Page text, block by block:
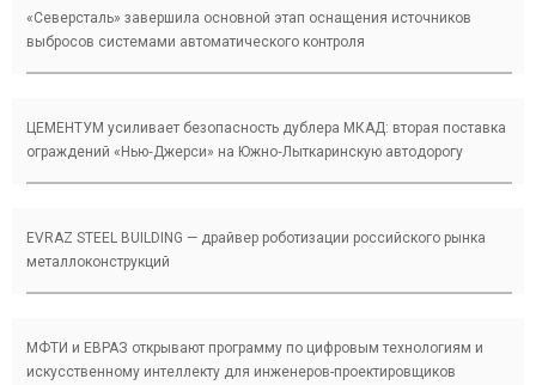
«Северсталь» завершила основной этап оснащения источников
выбросов системами автоматического контроля
ЦЕМЕНТУМ усиливает безопасность дублера МКАД: вторая поставка
ограждений «Нью‑Джерси» на Южно‑Лыткаринскую автодорогу
EVRAZ STEEL BUILDING — драйвер роботизации российского рынка
металлоконструкций
МФТИ и ЕВРАЗ открывают программу по цифровым технологиям и
искусственному интеллекту для инженеров-проектировщиков